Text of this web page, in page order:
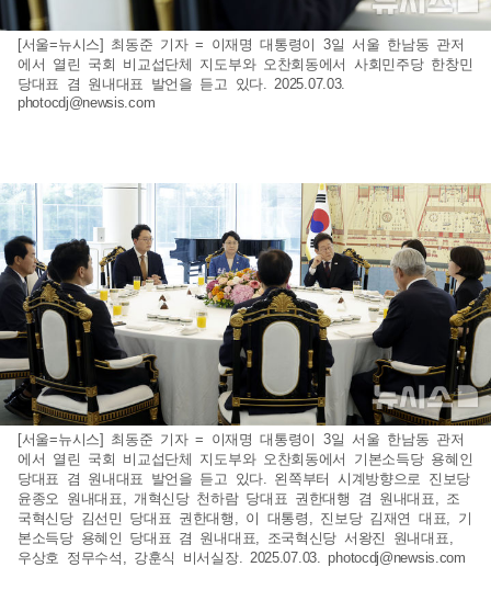
[서울=뉴시스] 최동준 기자 = 이재명 대통령이 3일 서울 한남동 관저
에서 열린 국회 비교섭단체 지도부와 오찬회동에서 사회민주당 한창민
당대표 겸 원내대표 발언을 듣고 있다. 2025.07.03.
photocdj@newsis.com
[서울=뉴시스] 최동준 기자 = 이재명 대통령이 3일 서울 한남동 관저
에서 열린 국회 비교섭단체 지도부와 오찬회동에서 기본소득당 용혜인
당대표 겸 원내대표 발언을 듣고 있다. 왼쪽부터 시계방향으로 진보당
윤종오 원내대표, 개혁신당 천하람 당대표 권한대행 겸 원내대표, 조
국혁신당 김선민 당대표 권한대행, 이 대통령, 진보당 김재연 대표, 기
본소득당 용혜인 당대표 겸 원내대표, 조국혁신당 서왕진 원내대표,
우상호 정무수석, 강훈식 비서실장. 2025.07.03.photocdj@newsis.com